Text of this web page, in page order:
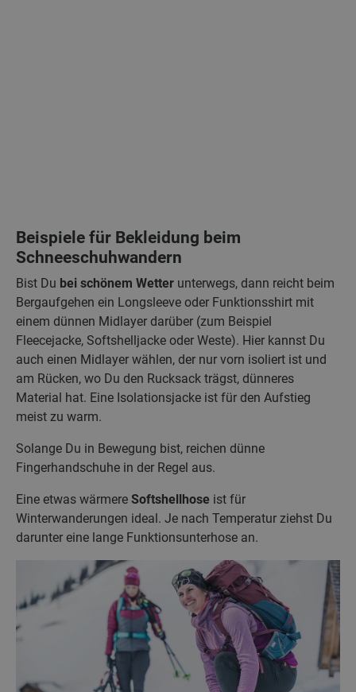
Beispiele für Bekleidung beim
Schneeschuhwandern
Bist Du bei schönem Wetter unterwegs, dann reicht beim
Bergaufgehen ein Longsleeve oder Funktionsshirt mit
einem dünnen Midlayer darüber (zum Beispiel
Fleecejacke, Softshelljacke oder Weste). Hier kannst Du
auch einen Midlayer wählen, der nur vorn isoliert ist und
am Rücken, wo Du den Rucksack trägst, dünneres
Material hat. Eine Isolationsjacke ist für den Aufstieg
meist zu warm.
Solange Du in Bewegung bist, reichen dünne
Fingerhandschuhe in der Regel aus.
Eine etwas wärmere Softshellhose ist für
Winterwanderungen ideal. Je nach Temperatur ziehst Du
darunter eine lange Funktionsunterhose an.